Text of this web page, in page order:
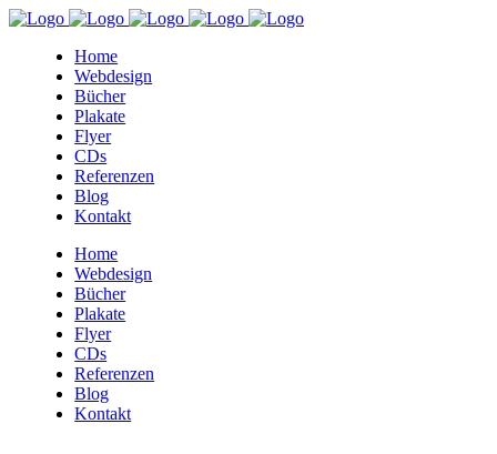
Home
Webdesign
Bücher
Plakate
Flyer
CDs
Referenzen
Blog
Kontakt
Home
Webdesign
Bücher
Plakate
Flyer
CDs
Referenzen
Blog
Kontakt